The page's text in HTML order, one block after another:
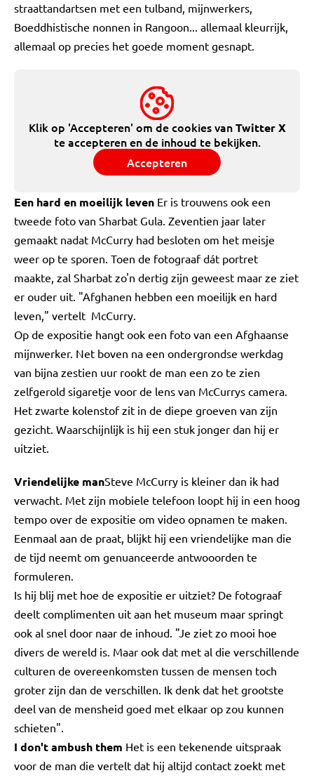
straattandartsen met een tulband, mijnwerkers,
Boeddhistische nonnen in Rangoon... allemaal kleurrijk,
allemaal op precies het goede moment gesnapt.
Klik op 'Accepteren' om de cookies vanTwitter X
te accepteren en de inhoud te bekijken.
Accepteren
Een hard en moeilijk leven Er is trouwens ook een
tweede foto van Sharbat Gula. Zeventien jaar later
gemaakt nadat McCurry had besloten om het meisje
weer op te sporen. Toen de fotograaf dát portret
maakte, zal Sharbat zo'n dertig zijn geweest maar ze ziet
er ouder uit. "Afghanen hebben een moeilijk en hard
leven," vertelt McCurry.
Op de expositie hangt ook een foto van een Afghaanse
mijnwerker. Net boven na een ondergrondse werkdag
van bijna zestien uur rookt de man een zo te zien
zelfgerold sigaretje voor de lens van McCurrys camera.
Het zwarte kolenstof zit in de diepe groeven van zijn
gezicht. Waarschijnlijk is hij een stuk jonger dan hij er
uitziet.
Vriendelijke manSteve McCurry is kleiner dan ik had
verwacht. Met zijn mobiele telefoon loopt hij in een hoog
tempo over de expositie om video opnamen te maken.
Eenmaal aan de praat, blijkt hij een vriendelijke man die
de tijd neemt om genuanceerde antwooorden te
formuleren.
Is hij blij met hoe de expositie er uitziet? De fotograaf
deelt complimenten uit aan het museum maar springt
ook al snel door naar de inhoud. "Je ziet zo mooi hoe
divers de wereld is. Maar ook dat met al die verschillende
culturen de overeenkomsten tussen de mensen toch
groter zijn dan de verschillen. Ik denk dat het grootste
deel van de mensheid goed met elkaar op zou kunnen
schieten".
I don't ambush them Het is een tekenende uitspraak
voor de man die vertelt dat hij altijd contact zoekt met